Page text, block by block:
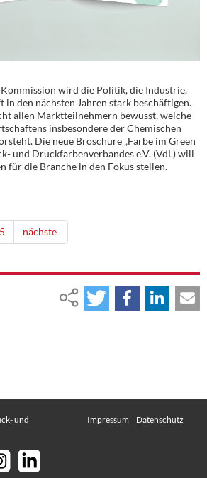
wird die Politik, die Industrie,
in den nächsten Jahren stark beschäftigen.
allen Marktteilnehmern bewusst, welche
insbesondere der Chemischen
Die neue Broschüre „Farbe im Green
und Druckfarbenverbandes e.V. (VdL) will
für die Branche in den Fokus stellen.
5 nächste
und
Impressum Datenschutz